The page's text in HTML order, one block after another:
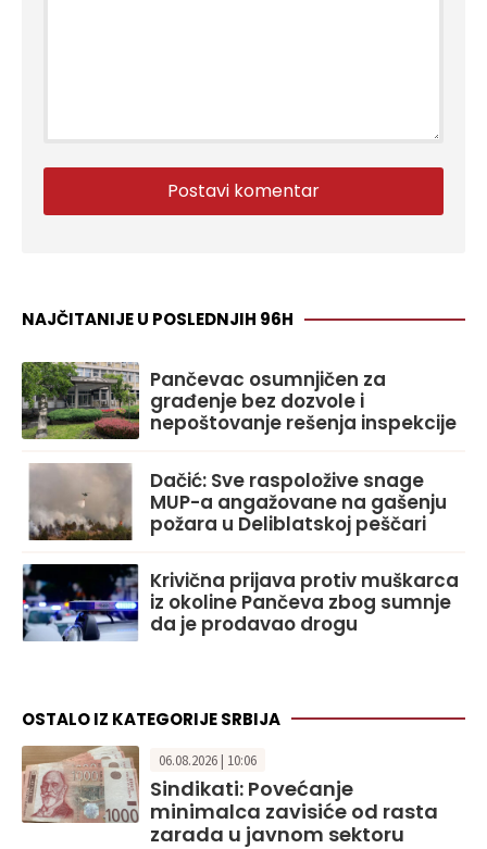
NAJČITANIJE U POSLEDNJIH 96H
Pančevac osumnjičen za
građenje bez dozvole i
nepoštovanje rešenja inspekcije
Dačić: Sve raspoložive snage
MUP-a angažovane na gašenju
požara u Deliblatskoj peščari
Krivična prijava protiv muškarca
iz okoline Pančeva zbog sumnje
da je prodavao drogu
OSTALO IZ KATEGORIJE SRBIJA
06.08.2026 | 10:06
Sindikati: Povećanje
minimalca zavisiće od rasta
zarada u javnom sektoru